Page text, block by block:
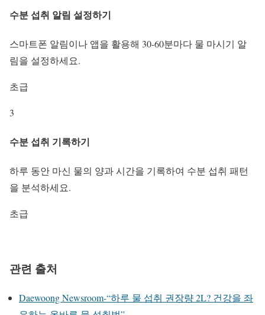
수분 섭취 알림 설정하기
스마트폰 알림이나 앱을 활용해 30-60분마다 물 마시기 알
림을 설정하세요.
초급
3
수분 섭취 기록하기
하루 동안 마신 물의 양과 시간을 기록하여 수분 섭취 패턴
을 분석하세요.
초급
관련 출처
Daewoong Newsroom-“하루 물 섭취 권장량 2L? 건강을 좌